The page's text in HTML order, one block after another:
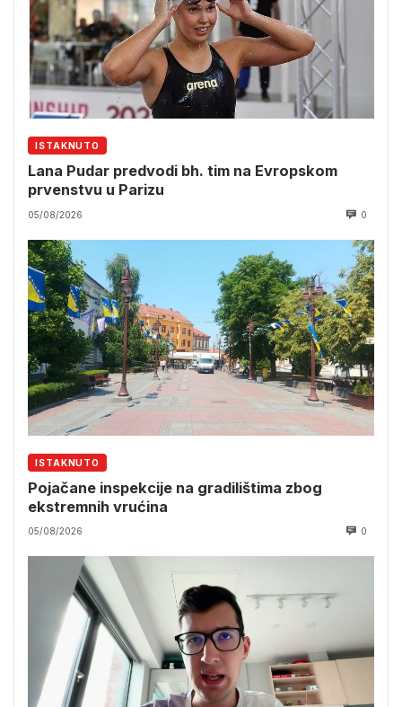
ISTAKNUTO
Lana Pudar predvodi bh. tim na Evropskom
prvenstvu u Parizu
05/08/2026 0
ISTAKNUTO
Pojačane inspekcije na gradilištima zbog
ekstremnih vrućina
05/08/2026 0